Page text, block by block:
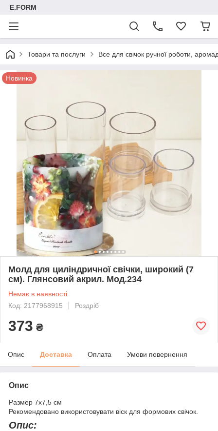
E.FORM
Товари та послуги Все для свічок ручної роботи,
Новинка
Молд для циліндричної свічки, широкий (7
см). Глянсовий акрил. Мод.234
Немає в наявності
Код: 2177968915
Роздріб
373 ₴
Опис Доставка Оплата Умови повернення
Опис
Размер 7х7,5 см
Рекомендовано використовувати віск для формових свічок.
Опис: